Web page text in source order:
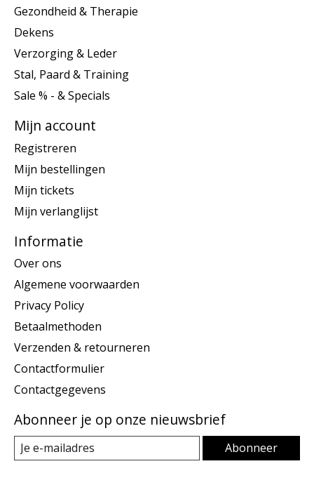
Gezondheid & Therapie
Dekens
Verzorging & Leder
Stal, Paard & Training
Sale % - & Specials
Mijn account
Registreren
Mijn bestellingen
Mijn tickets
Mijn verlanglijst
Informatie
Over ons
Algemene voorwaarden
Privacy Policy
Betaalmethoden
Verzenden & retourneren
Contactformulier
Contactgegevens
Abonneer je op onze nieuwsbrief
Abonneer